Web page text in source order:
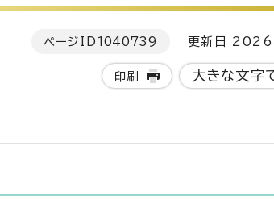
ページID 1040739 更新日 2026
印刷 大きな文字